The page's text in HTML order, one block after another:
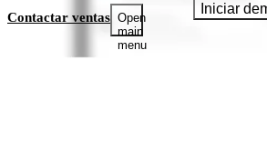
Contactar ventas Open
main
menu
Iniciar